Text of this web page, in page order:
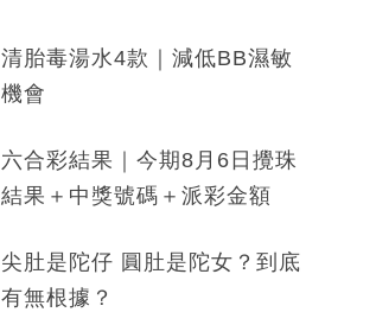
清胎毒湯水4款｜減低BB濕敏
機會
六合彩結果｜今期8月6日攪珠
結果＋中獎號碼＋派彩金額
尖肚是陀仔 圓肚是陀女？到底
有無根據？